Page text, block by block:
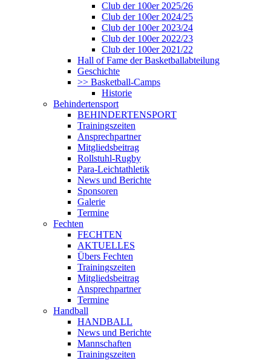
Club der 100er 2025/26
Club der 100er 2024/25
Club der 100er 2023/24
Club der 100er 2022/23
Club der 100er 2021/22
Hall of Fame der Basketballabteilung
Geschichte
>> Basketball-Camps
Historie
Behindertensport
BEHINDERTENSPORT
Trainingszeiten
Ansprechpartner
Mitgliedsbeitrag
Rollstuhl-Rugby
Para-Leichtathletik
News und Berichte
Sponsoren
Galerie
Termine
Fechten
FECHTEN
AKTUELLES
Übers Fechten
Trainingszeiten
Mitgliedsbeitrag
Ansprechpartner
Termine
Handball
HANDBALL
News und Berichte
Mannschaften
Trainingszeiten